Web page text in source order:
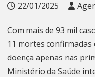
22/01/2025
Com mais de 93 mil
11 mortes confirmadas
doença apenas nas
Ministério da Saúde